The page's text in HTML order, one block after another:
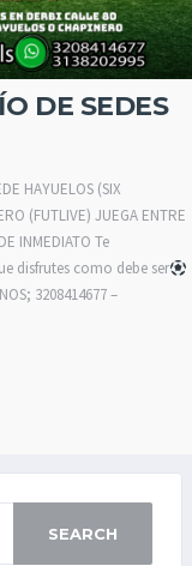
DE SEDES
HAYUELOS (SIX
(FUTLIVE) JUEGA ENTRE
INMEDIATO Te
disfrutes como debe ser
3208414677 –
SEARCH